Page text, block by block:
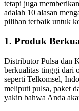
tetapi juga
adalah 10 alasan
pilihan terbaik untuk
1. Produk
Distributor Pulsa dan
berkualitas tinggi dari
seperti Telkomsel,
meliputi pulsa, paket
yakin bahwa Anda